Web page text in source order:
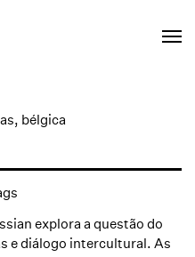
bélgica
explora a questão do
e diálogo intercultural. As